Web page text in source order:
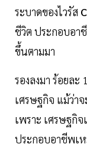
ระบาดของไวรัส
ชีวิต ประกอบอา
ขึ้นตามมา
รองลงมา ร้อยละ
เศรษฐกิจ แม้ว่า
เพราะ เศรษฐกิ
ประกอบอาชีพเ